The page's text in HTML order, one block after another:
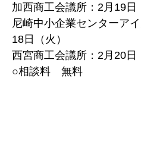
加西商工会議所：2月19日
尼崎中小企業センターア
18日（火）
西宮商工会議所：2月20日
○相談料 無料